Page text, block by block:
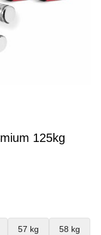
125kg
57 kg 58 kg